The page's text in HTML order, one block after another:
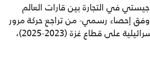
في التجارة بين قارات العالم
قناة السويس -10 مليارات دولار وفق إحصاء رسمي- من تراجع حركة مرور
السفن من مضيق "باب المندب"، خلال حرب الإبادة الدموية الإسرائيلية على قطاع غزة (2023-2025)،